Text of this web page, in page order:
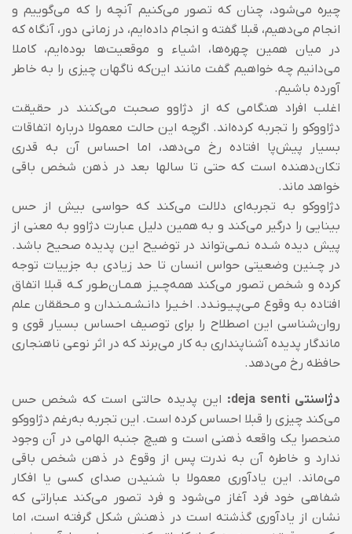
چیره می‌شود، چنان که تصور می‌کنیم آنچه را که می‌گوییم و
انجام می‌دهیم، قبلا گفته و انجام داده‌ایم، در زمانی دور، آنگاه که
در میان همین چهره‌ها، اشیاء و موقعیت‌ها بوده‌ایم، کاملا
می‌دانیم چه خواهیم گفت مانند این‌که ناگهان چیزی را به خاطر
آورده باشیم.
اغلب افراد هنگامی که از دژاوو صحبت می‌کنند در حقیقت
دژاووکو را تجربه کرده‌اند. اگرچه این حالت معمولا درباره اتفاقات
بسیار پیش‌پا افتاده رخ می‌دهد، اما احساس آن به قدری
تکان‌دهنده است که حتی تا سالها بعد در ذهن شخص باقی
خواهد ماند.
دژاووکو به تجربه‌ای دلالت می‌کند که حواسی بیش از حس
بینایی را درگیر می‌کند و به همین دلیل عبارت دژاوو به معنی از
پیش دیده شـده نـمـی‌تواند در توضیح این پدیده صحیح باشد.
در چـنین وضعیتی حواس انسان تا حد زیادی به جزییات توجه
کرده و شخص تصور می‌کند همه‌چـیـز هـمـان‌طـور کـه قبلا اتفاق
افتاده به وقوع مـی‌پـیـونـدد. اخـیـرا دانـشـمـنـدان و مـحققان علم
روان‌شناسی این اصطلاح را برای توصیف احساس بسیار قوی و
ماندگار پدیده آشناپنداری به کار می‌برند که در اثر نوعی ناهنجاری
حافظه رخ می‌دهد.
دژاسنتی deja senti‌‌:
این پدیده حالتی است که شخص حس
می‌کند چیزی را قبلا احساس کرده است. این تجربه به‌رغم دژاووکو
منحصرا یک واقعه ذهنی است و هیچ جنبه الهامی در آن وجود
ندارد و خاطره آن به ندرت پس از وقوع در ذهن شخص باقی
می‌ماند. این یادآوری معمولا با شنیدن صدای کسی یا افکار
شفاهی خود فرد آغاز می‌شود و فرد تصور می‌کند عباراتی که
نشان از یادآوری گذشته است در ذهنش شکل گرفته است، اما